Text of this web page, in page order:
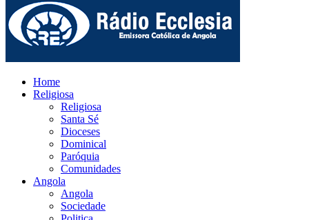
Home
Religiosa
Religiosa
Santa Sé
Dioceses
Dominical
Paróquia
Comunidades
Angola
Angola
Sociedade